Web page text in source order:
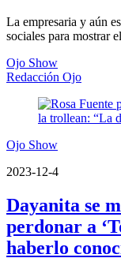
La empresaria y aún
sociales para mostrar
Ojo Show
Redacción Ojo
Ojo Show
2023-12-4
Dayanita se
perdonar a
haberlo